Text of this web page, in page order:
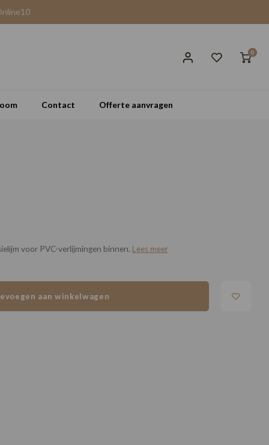
0
Contact Offerte aanvragen
voor PVC-verlijmingen binnen. Lees meer
aan winkelwagen